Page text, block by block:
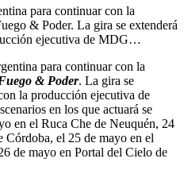
para continuar con la
& Poder. La gira se extenderá
ejecutiva de MDG…
para continuar con la
& Poder. La gira se
la producción ejecutiva de
en los que actuará se
en el Ruca Che de Neuquén, 24
Córdoba, el 25 de mayo en el
de mayo en Portal del Cielo de